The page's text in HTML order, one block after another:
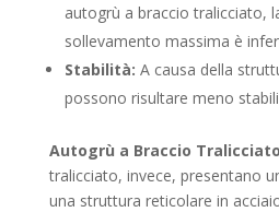
autogrù a braccio tralicciato,
sollevamento massima è
Stabilità: A causa della
possono risultare meno
Autogrù a Braccio Tralicciato
tralicciato, invece, presentano
una struttura reticolare in